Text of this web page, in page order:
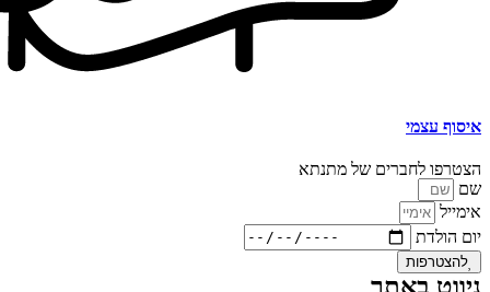
איסוף עצמי
הצטרפו לחברים של מתנתא
שם
אימייל
יום הולדת
להצטרפות
ניווט באתר